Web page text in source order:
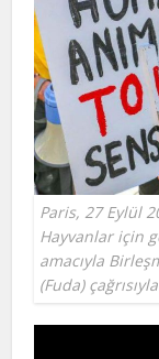
Paris, 27 Eylül
Hayvanlar için
amacıyla
(Fuda)